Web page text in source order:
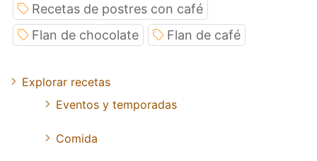
Recetas de postres con café
Flan de chocolate
Flan de café
Explorar recetas
Eventos y temporadas
Comida